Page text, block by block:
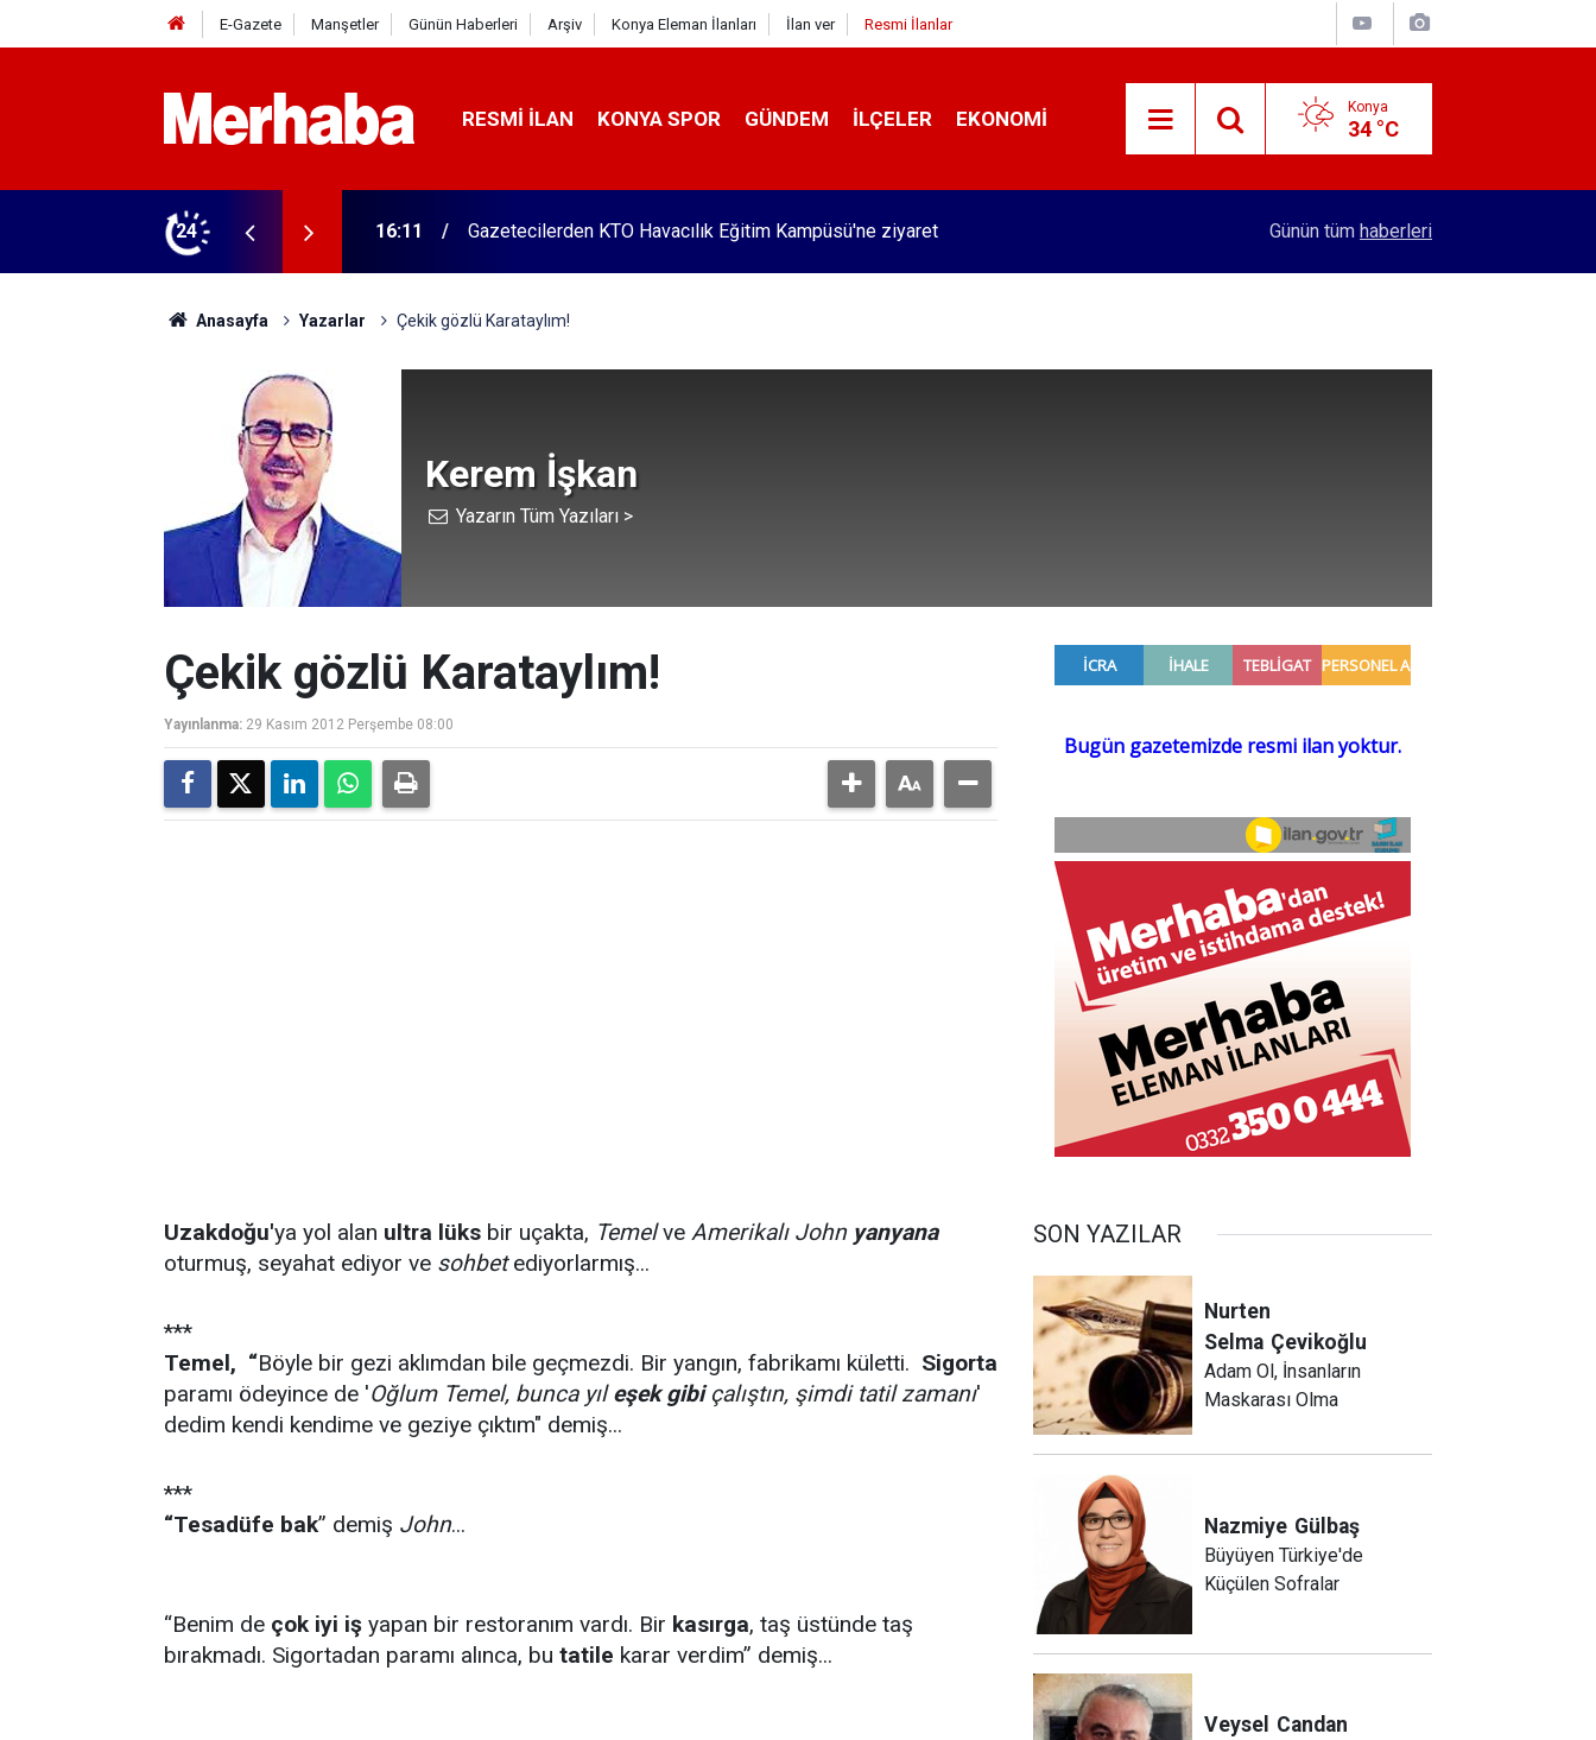
E-Gazete Manşetler Günün Haberleri Arşiv Konya Eleman İlanları İlan ver Resmi İlanlar
RESMI İLAN KONYA SPOR GÜNDEM İLÇELER EKONOMI Konya
34 °C
24 15:45 Başkan Pekyatırmacı’dan esnaf ziyareti Konyalı patron 70 bin TL maaşla personel
Günün tüm haberleri
Anasayfa Yazarlar Çekik gözlü Karataylım!
Kerem İşkan
Yazarın Tüm Yazıları >
Çekik gözlü Karataylım!
Yayınlanma: 29 Kasım 2012 Perşembe 08:00
Uzakdoğu'ya yol alan ultra lüks bir uçakta, Temelve Amerikalı John yanyana
oturmuş, seyahat ediyor ve sohbetediyorlarmış...
***
Temel, “Böyle bir gezi aklımdan bile geçmezdi. Bir yangın, fabrikamı kületti. Sigorta
paramı ödeyince de 'Oğlum Temel, bunca yıleşek gibiçalıştın, şimdi tatil zamanı'
dedim kendi kendime ve geziye çıktım" demiş...
***
“Tesadüfe bak” demiş John...
“Benim de çok iyi iş yapan bir restoranım vardı. Bir kasırga, taş üstünde taş
bırakmadı. Sigortadan paramı alınca, bu tatile karar verdim” demiş...
SON YAZILAR
Nurten
Selma Çevikoğlu
Adam Ol, İnsanların
Maskarası Olma
Nazmiye Gülbaş
Büyüyen Türkiye'de
Küçülen Sofralar
Veysel Candan